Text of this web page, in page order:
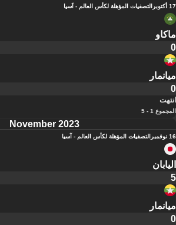
17 أكتوبر التصفيات المؤهلة لكأس العالم - آسيا
ماكاو
0
ميانمار
0
انتهت
المجموع 1 - 5
November 2023
16 نوفمبر التصفيات المؤهلة لكأس العالم - آسيا
اليابان
5
ميانمار
0